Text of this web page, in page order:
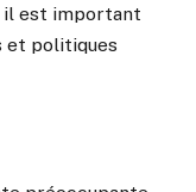
il est important
et politiques